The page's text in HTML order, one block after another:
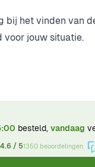
bij het vinden van
voor jouw situatie.
besteld, vandaag
4.6 / 51350 beoordelingen